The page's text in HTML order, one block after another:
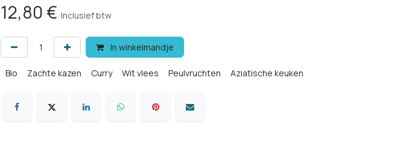
12,80 € Inclusief btw
In winkelmandje
Bio Zachte kazen Curry Wit vlees Peulvruchten Aziatische keuken